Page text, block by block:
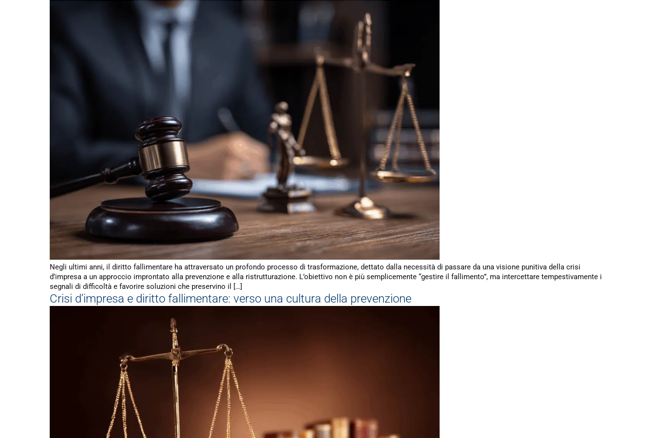
Negli ultimi anni, il diritto fallimentare ha attraversato un profondo processo di trasformazione, dettato dalla necessità di passare da una visione punitiva della crisi
d’impresa a un approccio improntato alla prevenzione e alla ristrutturazione. L’obiettivo non è più semplicemente “gestire il fallimento”, ma intercettare tempestivamente i
segnali di difficoltà e favorire soluzioni che preservino il […]
Crisi d’impresa e diritto fallimentare: verso una cultura della prevenzione